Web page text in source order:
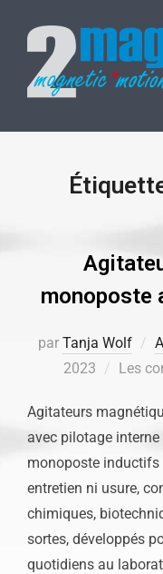
contenu
monoposte
par Tanja Wolf
2023
Les
Agitateurs
avec pilotage
monoposte inductifs
entretien ni usure,
chimiques,
sortes, développés
quotidiens au